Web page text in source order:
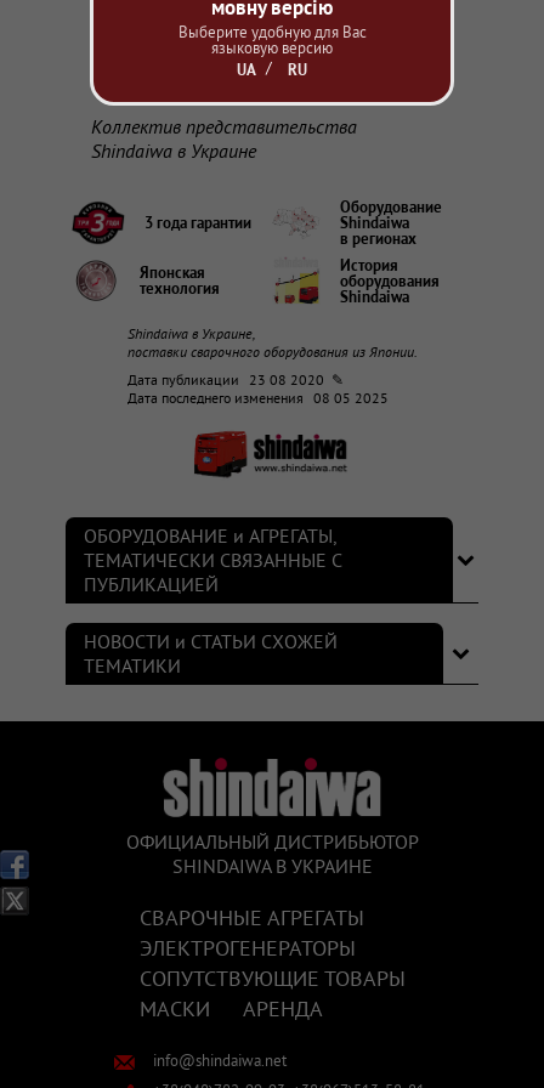
достойным делам!
Желаем мира, радости, тепла и новых
достижений в вашей жизни.
Коллектив представительства
Shindaiwa в Украине
3 года гарантии
Оборудование
Shindaiwa
в регионах
Японская
технология
История
оборудования
Shindaiwa
Shindaiwa в Украине,
поставки сварочного оборудования из Японии.
Дата публикации
23 08 2020 ✎
Дата последнего изменения 08 05 2025
ОБОРУДОВАНИЕ и АГРЕГАТЫ,
ТЕМАТИЧЕСКИ СВЯЗАННЫЕ С
ПУБЛИКАЦИЕЙ
НОВОСТИ и СТАТЬИ СХОЖЕЙ
ТЕМАТИКИ
ОФИЦИАЛЬНЫЙ ДИСТРИБЬЮТОР
SHINDAIWA В УКРАИНЕ
СВАРОЧНЫЕ АГРЕГАТЫ
ЭЛЕКТРОГЕНЕРАТОРЫ
СОПУТСТВУЮЩИЕ ТОВАРЫ
АРЕНДА
МАСКИ
info@shindaiwa.net
мовну версію
Выберите удобную для Вас
языковую версию
RU
UA